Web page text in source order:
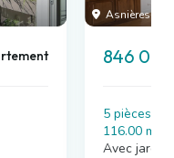
Asnières-
846
5 pièces , 3
116.00 m²
Avec jardin